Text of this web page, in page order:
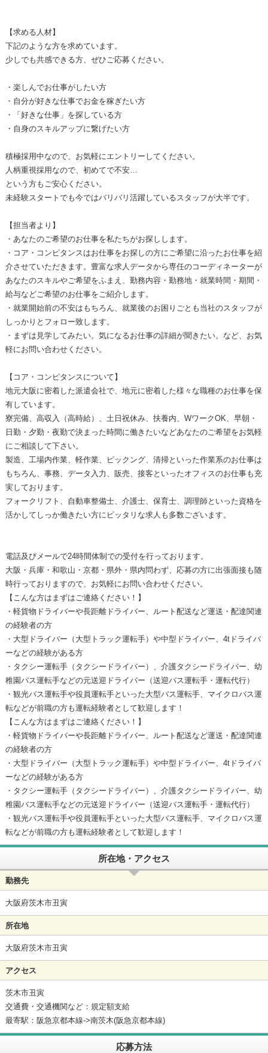
【求める人材】
下記のような方を求めています。
少しでも共感できる方、ぜひご応募ください。
・楽しんでお仕事がしたい方
・自分が好きな仕事でお金を稼ぎたい方
・「好きな仕事」を探している方
・自身のスキルアップに繋げたい方
積極採用中なので、お気軽にエントリーしてください。
人柄重視採用なので、初めてで不安…
という方もご安心ください。
未経験スタートでも今ではバリバリ活躍しているスタッフが大半です。
【担当者より】
・あなたのご希望のお仕事を私たちがお探しします。
・コア・コンピタンスはお仕事をお探しの方にご希望に沿ったお仕事を紹
介させていただきます。豊富な求人データから専任のコーディネーターが
あなたのスキルやご希望をふまえ、勤務内容・勤務地・就業時間・期間・
給与などご希望のお仕事をご紹介します。
・就業開始前の不安はもちろん、就業後のお困りごとも当社のスタッフが
しっかりとフォロー致します。
・まずは見学してみたい。気になるお仕事の詳細が聞きたい。など、お気
軽にお問い合わせください。
【コア・コンピタンスについて】
地元大阪に密着した派遣会社で、地元に密着した様々な職種のお仕事を保
有しています。
寮完備、高収入（高時給）、土日祝休み、扶養内、WワークOK、早朝・
日勤・夕勤・夜勤で決まった時間に働きたいなどあなたのご希望をお気軽
にご相談して下さい。
製造、工場内作業、軽作業、ピックング、清掃といった作業系のお仕事は
もちろん、事務、データ入力、販売、接客といったオフィスのお仕事も充
実しております。
フォークリフト、自動車整備士、介護士、保育士、調理師といった資格を
活かしてしっか働きたい方にピッタリな求人も多数ございます。
電話及びメールで24時間体制での受付を行っております。
大阪・兵庫・和歌山・京都・県外・県内問わず、応募の方に出張面接も随
時行っておりますので、お気軽にお問い合わせください。
【こんな方はまずはご連絡ください！】
・軽貨物ドライバーや長距離ドライバー、ルート配送など運送・配達関連
の経験者の方
・大型ドライバー（大型トラック運転手）や中型ドライバー、4tドライバ
ーなどの経験がある方
・タクシー運転手（タクシードライバー）、介護タクシードライバー、幼
稚園バス運転手などの元送迎ドライバー（送迎バス運転手・運転代行）
・観光バス運転手や役員運転手といった大型バス運転手、マイクロバス運
転などが前職の方も運転経験者として歓迎します！
【こんな方はまずはご連絡ください！】
・軽貨物ドライバーや長距離ドライバー、ルート配送など運送・配達関連
の経験者の方
・大型ドライバー（大型トラック運転手）や中型ドライバー、4tドライバ
ーなどの経験がある方
・タクシー運転手（タクシードライバー）、介護タクシードライバー、幼
稚園バス運転手などの元送迎ドライバー（送迎バス運転手・運転代行）
・観光バス運転手や役員運転手といった大型バス運転手、マイクロバス運
転などが前職の方も運転経験者として歓迎します！
所在地・アクセス
勤務先
大阪府茨木市丑寅
所在地
大阪府茨木市丑寅
アクセス
茨木市丑寅
交通費・交通機関など：規定額支給
最寄駅：阪急京都本線->南茨木(阪急京都本線)
応募方法